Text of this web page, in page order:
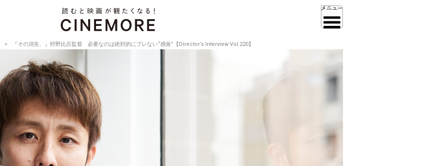
『その消失、』狩野比呂監督 必要なのは絶対的にブレない“感覚”【Director’s Interview Vol.220】